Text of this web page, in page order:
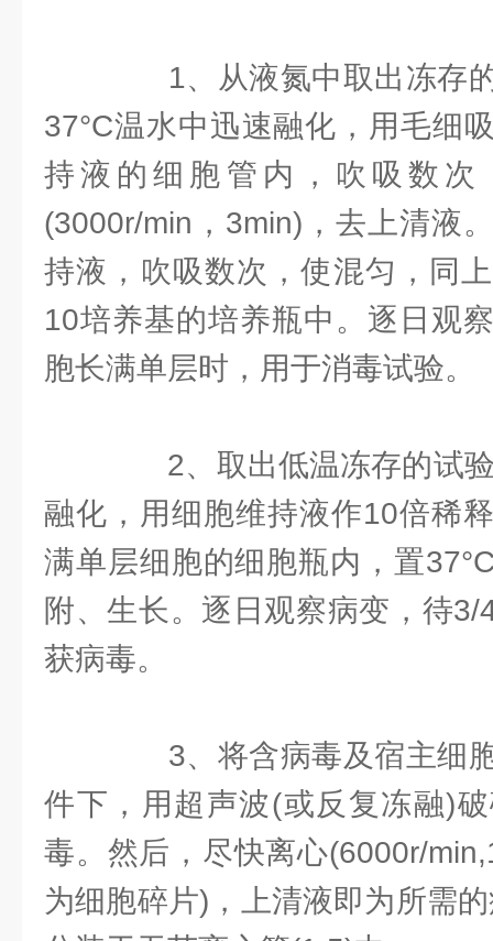
1、从液氮中取出冻存的
37°C温水中迅速融化，用毛细
持液的细胞管内，吹吸数
(3000r/min，3min)，去上清液
持液，吹吸数次，使混匀，同
10培养基的培养瓶中。逐日观
胞长满单层时，用于消毒试验。
2、取出低温冻存的试验
融化，用细胞维持液作10倍稀
满单层细胞的细胞瓶内，置
附、生长。逐日观察病变，待
获病毒。
3、将含病毒及宿主细胞
件下，用超声波(或反复冻融)
毒。然后，尽快离心(6000r/
为细胞碎片)，上清液即为所需